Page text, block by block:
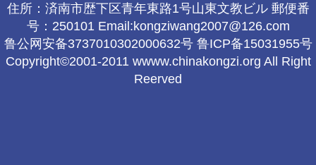
住所：済南市歴下区青年東路1号山東文教ビル 郵便番
号：250101 Email:kongziwang2007@126.com
鲁公网安备3737010302000632号 鲁ICP备15031955号
Copyright©2001-2011 wwww.chinakongzi.org All Right
Reerved